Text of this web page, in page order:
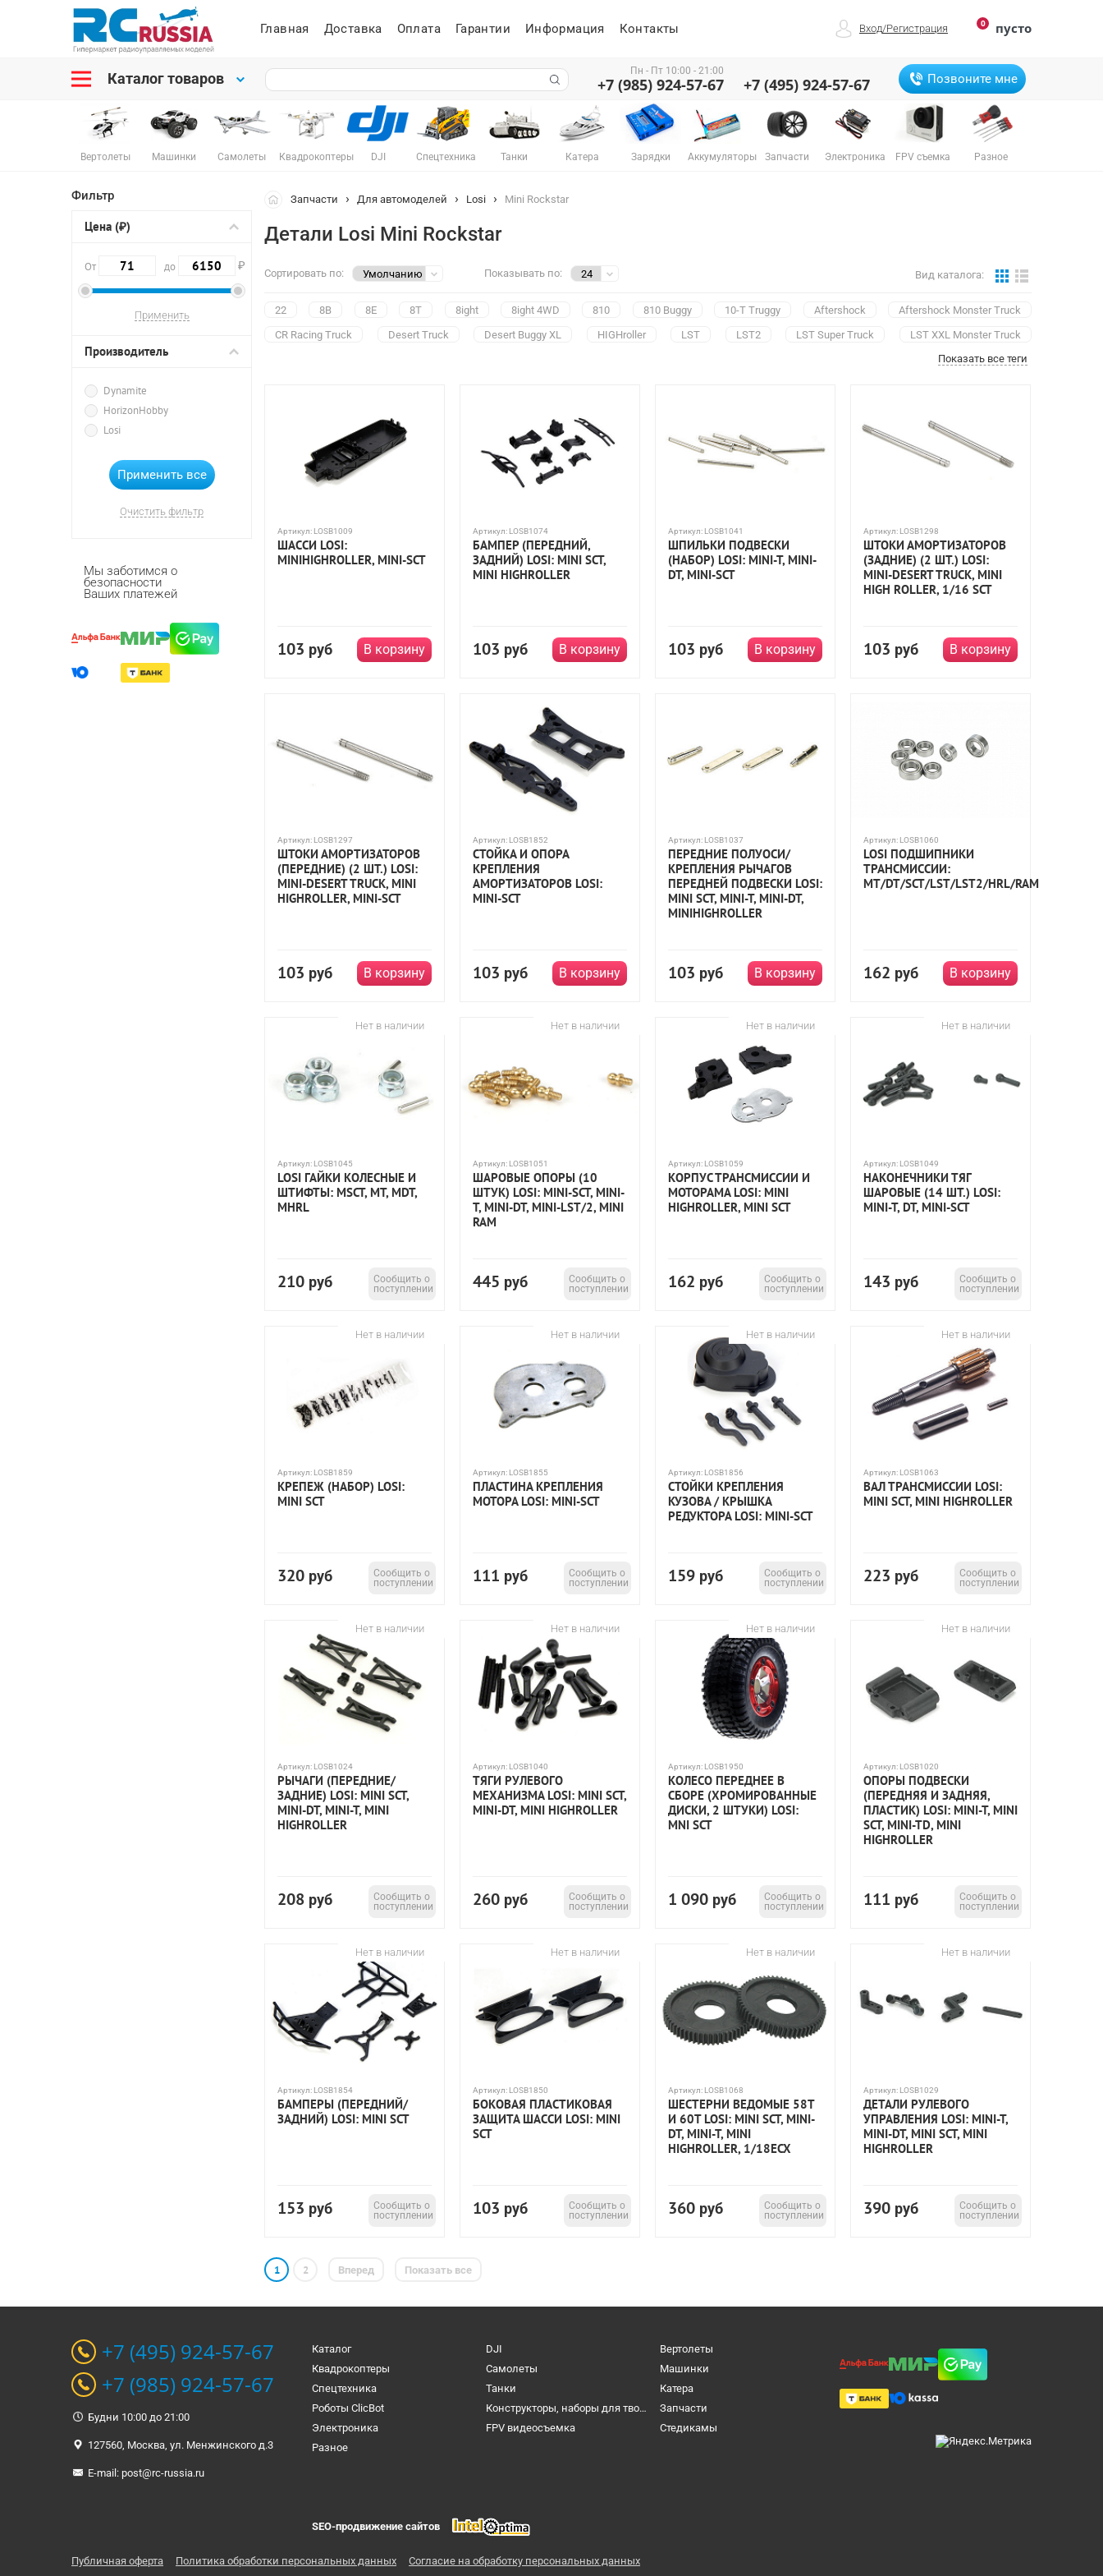
0 пусто
Вход/Регистрация
Главная Доставка Оплата Гарантии Информация Контакты
Каталог товаров Пн - Пт 10:00 - 21:00
+7 (985) 924-57-67 +7 (495) 924-57-67 Позвоните мне
Вертолеты Машинки Самолеты Квадрокоптеры DJI Спецтехника Танки Катера Зарядки Аккумуляторы Запчасти Электроника FPV съемка Разное
Фильтр
Цена (₽)
От до ₽
Производитель
Dynamite
HorizonHobby
Losi
Очистить фильтр
Мы заботимся о
безопасности
Ваших платежей
Запчасти Для автомоделей Losi Mini Rockstar
Детали Losi Mini Rockstar
Вид каталога:
Сортировать по: Показывать по:
22 8B 8E 8T 8ight 8ight 4WD 810 810 Buggy 10-T Truggy Aftershock
Aftershock Monster Truck
CR Racing Truck
Desert Truck Desert Buggy XL HIGHroller LST LST2 LST Super Truck
LST XXL Monster Truck
Mini ReadyLift
TEN-SCTE 4WD Short Course Rolling Chasis
TEN-SCT 4WD XXX-T Sport масштаб 1:5 масштаб 1:10
масштаб 1:16
масштаб 1:18
Показать все теги
Артикул: LOSB1009
ШАССИ LOSI:
MINIHIGHROLLER, MINI-SCT
103 руб В корзину
Артикул: LOSB1074
БАМПЕР (ПЕРЕДНИЙ,
ЗАДНИЙ) LOSI: MINI SCT,
MINI HIGHROLLER
103 руб В корзину
Артикул: LOSB1041
ШПИЛЬКИ ПОДВЕСКИ
(НАБОР) LOSI: MINI-T, MINI-
DT, MINI-SCT
103 руб В корзину
Артикул: LOSB1298
ШТОКИ АМОРТИЗАТОРОВ
(ЗАДНИЕ) (2 ШТ.) LOSI:
MINI-DESERT TRUCK, MINI
HIGH ROLLER, 1/16 SCT
103 руб В корзину
Артикул: LOSB1297
ШТОКИ АМОРТИЗАТОРОВ
(ПЕРЕДНИЕ) (2 ШТ.) LOSI:
MINI-DESERT TRUCK, MINI
HIGHROLLER, MINI-SCT
103 руб В корзину
Артикул: LOSB1852
СТОЙКА И ОПОРА
КРЕПЛЕНИЯ
АМОРТИЗАТОРОВ LOSI:
MINI-SCT
103 руб В корзину
Артикул: LOSB1037
ПЕРЕДНИЕ ПОЛУОСИ/
КРЕПЛЕНИЯ РЫЧАГОВ
ПЕРЕДНЕЙ ПОДВЕСКИ LOSI:
MINI SCT, MINI-T, MINI-DT,
MINIHIGHROLLER
103 руб В корзину
Артикул: LOSB1060
LOSI ПОДШИПНИКИ
ТРАНСМИССИИ:
MT/DT/SCT/LST/LST2/HRL/RAM
162 руб В корзину
Нет в наличии
Артикул: LOSB1045
LOSI ГАЙКИ КОЛЕСНЫЕ И
ШТИФТЫ: MSCT, MT, MDT,
MHRL
210 руб
Сообщить о
поступлении
Нет в наличии
Артикул: LOSB1051
ШАРОВЫЕ ОПОРЫ (10
ШТУК) LOSI: MINI-SCT, MINI-
T, MINI-DT, MINI-LST/2, MINI
RAM
445 руб
Сообщить о
поступлении
Нет в наличии
Артикул: LOSB1059
КОРПУС ТРАНСМИССИИ И
МОТОРАМА LOSI: MINI
HIGHROLLER, MINI SCT
162 руб
Сообщить о
поступлении
Нет в наличии
Артикул: LOSB1049
НАКОНЕЧНИКИ ТЯГ
ШАРОВЫЕ (14 ШТ.) LOSI:
MINI-T, DT, MINI-SCT
143 руб
Сообщить о
поступлении
Нет в наличии
Артикул: LOSB1859
КРЕПЕЖ (НАБОР) LOSI:
MINI SCT
320 руб
Сообщить о
поступлении
Нет в наличии
Артикул: LOSB1855
ПЛАСТИНА КРЕПЛЕНИЯ
МОТОРА LOSI: MINI-SCT
111 руб
Сообщить о
поступлении
Нет в наличии
Артикул: LOSB1856
СТОЙКИ КРЕПЛЕНИЯ
КУЗОВА / КРЫШКА
РЕДУКТОРА LOSI: MINI-SCT
159 руб
Сообщить о
поступлении
Нет в наличии
Артикул: LOSB1063
ВАЛ ТРАНСМИССИИ LOSI:
MINI SCT, MINI HIGHROLLER
223 руб
Сообщить о
поступлении
Нет в наличии
Артикул: LOSB1024
РЫЧАГИ (ПЕРЕДНИЕ/
ЗАДНИЕ) LOSI: MINI SCT,
MINI-DT, MINI-T, MINI
HIGHROLLER
208 руб
Сообщить о
поступлении
Нет в наличии
Артикул: LOSB1040
ТЯГИ РУЛЕВОГО
МЕХАНИЗМА LOSI: MINI SCT,
MINI-DT, MINI HIGHROLLER
260 руб
Сообщить о
поступлении
Нет в наличии
Артикул: LOSB1950
КОЛЕСО ПЕРЕДНЕЕ В
СБОРЕ (ХРОМИРОВАННЫЕ
ДИСКИ, 2 ШТУКИ) LOSI:
MNI SCT
1 090 руб
Сообщить о
поступлении
Нет в наличии
Артикул: LOSB1020
ОПОРЫ ПОДВЕСКИ
(ПЕРЕДНЯЯ И ЗАДНЯЯ,
ПЛАСТИК) LOSI: MINI-T, MINI
SCT, MINI-TD, MINI
HIGHROLLER
111 руб
Сообщить о
поступлении
Нет в наличии
Артикул: LOSB1854
БАМПЕРЫ (ПЕРЕДНИЙ/
ЗАДНИЙ) LOSI: MINI SCT
153 руб
Сообщить о
поступлении
Нет в наличии
Артикул: LOSB1850
БОКОВАЯ ПЛАСТИКОВАЯ
ЗАЩИТА ШАССИ LOSI: MINI
SCT
103 руб
Сообщить о
поступлении
Нет в наличии
Артикул: LOSB1068
ШЕСТЕРНИ ВЕДОМЫЕ 58T
И 60T LOSI: MINI SCT, MINI-
DT, MINI-T, MINI
HIGHROLLER, 1/18ECX
360 руб
Сообщить о
поступлении
Нет в наличии
Артикул: LOSB1029
ДЕТАЛИ РУЛЕВОГО
УПРАВЛЕНИЯ LOSI: MINI-T,
MINI-DT, MINI SCT, MINI
HIGHROLLER
390 руб
Сообщить о
поступлении
1 2 Вперед Показать все
+7 (495) 924-57-67
+7 (985) 924-57-67
Будни 10:00 до 21:00
127560, Москва, ул. Менжинского д.3
E-mail: post@rc-russia.ru
Каталог DJI
Вертолеты
Квадрокоптеры
Самолеты
Машинки
Спецтехника
Танки
Катера
Роботы ClicBot
Конструкторы, наборы для творчества и настольные игры
Запчасти
Электроника
FPV видеосъемка
Cтедикамы
Разное
SEO-продвижение сайтов
Публичная оферта Политика обработки персональных данных Согласие на обработку персональных данных